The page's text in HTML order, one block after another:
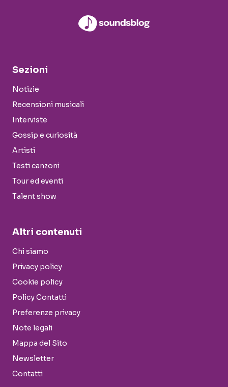
Sezioni
Notizie
Recensioni musicali
Interviste
Gossip e curiosità
Artisti
Testi canzoni
Tour ed eventi
Talent show
Altri contenuti
Chi siamo
Privacy policy
Cookie policy
Policy Contatti
Preferenze privacy
Note legali
Mappa del Sito
Newsletter
Contatti